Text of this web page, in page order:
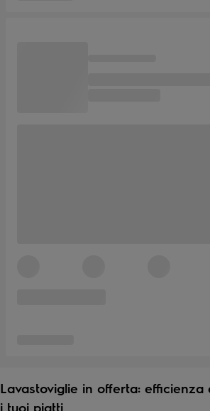
Lavastoviglie in offerta:
i tuoi piatti